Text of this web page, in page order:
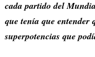
cada partido del
que tenía que entender
superpotencias que